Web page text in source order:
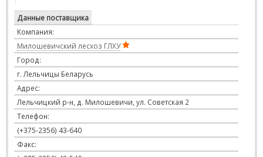
Данные поставщика
Компания:
Милошевичский лесхоз ГЛХУ
Город:
г. Лельчицы Беларусь
Адрес:
Лельчицкий р-н, д. Милошевичи, ул. Советская 2
Телефон:
(+375-2356) 43-640
Факс: